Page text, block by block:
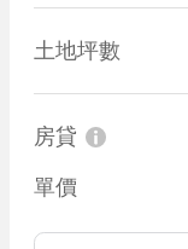
土地坪數
房貸
單價